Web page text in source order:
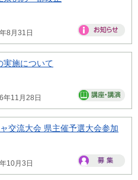
8月31日
実施について
年11月28日
交流大会 県主催予選大会参加
10月3日